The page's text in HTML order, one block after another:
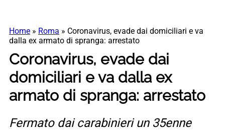
Home » Roma » Coronavirus, evade dai domiciliari e va
dalla ex armato di spranga: arrestato
Coronavirus, evade dai
domiciliari e va dalla ex
armato di spranga: arrestato
Fermato dai carabinieri un 35enne